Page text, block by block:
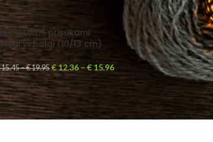
QUADS prisukami
virbalai (10/13 cm)
15.45–€19.95 €12.36 –€ 15.96